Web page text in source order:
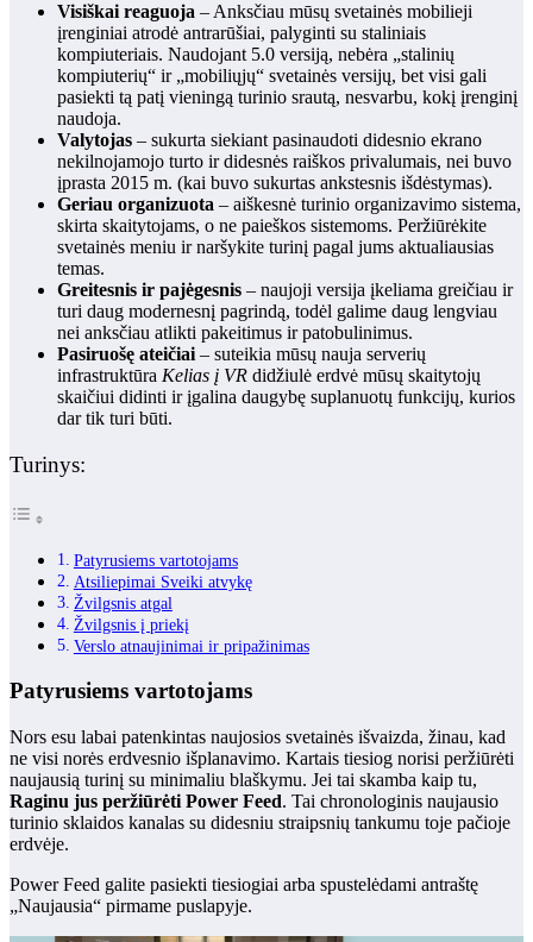
Visiškai reaguoja – Anksčiau mūsų svetainės mobilieji
įrenginiai atrodė antrarūšiai, palyginti su staliniais
kompiuteriais. Naudojant 5.0 versiją, nebėra „stalinių
kompiuterių“ ir „mobiliųjų“ svetainės versijų, bet visi gali
pasiekti tą patį vieningą turinio srautą, nesvarbu, kokį įrenginį
naudoja.
Valytojas – sukurta siekiant pasinaudoti didesnio ekrano
nekilnojamojo turto ir didesnės raiškos privalumais, nei buvo
įprasta 2015 m. (kai buvo sukurtas ankstesnis išdėstymas).
Geriau organizuota – aiškesnė turinio organizavimo sistema,
skirta skaitytojams, o ne paieškos sistemoms. Peržiūrėkite
svetainės meniu ir naršykite turinį pagal jums aktualiausias
temas.
Greitesnis ir pajėgesnis – naujoji versija įkeliama greičiau ir
turi daug modernesnį pagrindą, todėl galime daug lengviau
nei anksčiau atlikti pakeitimus ir patobulinimus.
Pasiruošę ateičiai – suteikia mūsų nauja serverių
infrastruktūra Kelias į VR didžiulė erdvė mūsų skaitytojų
skaičiui didinti ir įgalina daugybę suplanuotų funkcijų, kurios
dar tik turi būti.
Turinys:
Patyrusiems vartotojams
Atsiliepimai Sveiki atvykę
Žvilgsnis atgal
Žvilgsnis į priekį
Verslo atnaujinimai ir pripažinimas
Patyrusiems vartotojams
Nors esu labai patenkintas naujosios svetainės išvaizda, žinau, kad
ne visi norės erdvesnio išplanavimo. Kartais tiesiog norisi peržiūrėti
naujausią turinį su minimaliu blaškymu. Jei tai skamba kaip tu,
Raginu jus peržiūrėti Power Feed. Tai chronologinis naujausio
turinio sklaidos kanalas su didesniu straipsnių tankumu toje pačioje
erdvėje.
Power Feed galite pasiekti tiesiogiai arba spustelėdami antraštę
„Naujausia“ pirmame puslapyje.